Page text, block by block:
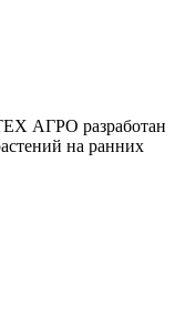
АГРО разработан
на ранних